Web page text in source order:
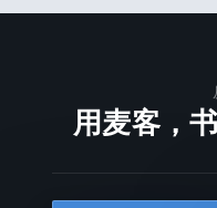
用麦客，